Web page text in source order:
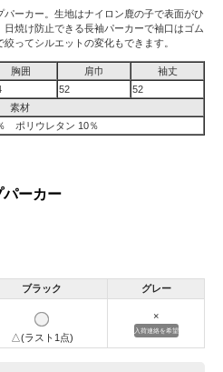
ーカー。生地はナイロン鹿の子で表面がひ
焼け防止できる長袖パーカーで袖口はゴム
ってシルエットの変化もできます。
胸囲 肩巾
袖丈
52
52
素材
ポリウレタン 10％
パーカー
ブラック グレー
△(ラスト1点)
×
入荷連絡を希望